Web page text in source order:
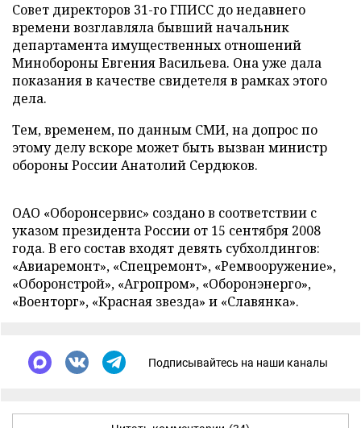
Совет директоров 31-го ГПИСС до недавнего
времени возглавляла бывший начальник
департамента имущественных отношений
Минобороны Евгения Васильева. Она уже дала
показания в качестве свидетеля в рамках этого
дела.
Тем, временем, по данным СМИ, на допрос по
этому делу вскоре может быть вызван министр
обороны России Анатолий Сердюков.
ОАО «Оборонсервис» создано в соответствии с
указом президента России от 15 сентября 2008
года. В его состав входят девять субхолдингов:
«Авиаремонт», «Спецремонт», «Ремвооружение»,
«Оборонстрой», «Агропром», «Оборонэнерго»,
«Военторг», «Красная звезда» и «Славянка».
Подписывайтесь на наши каналы